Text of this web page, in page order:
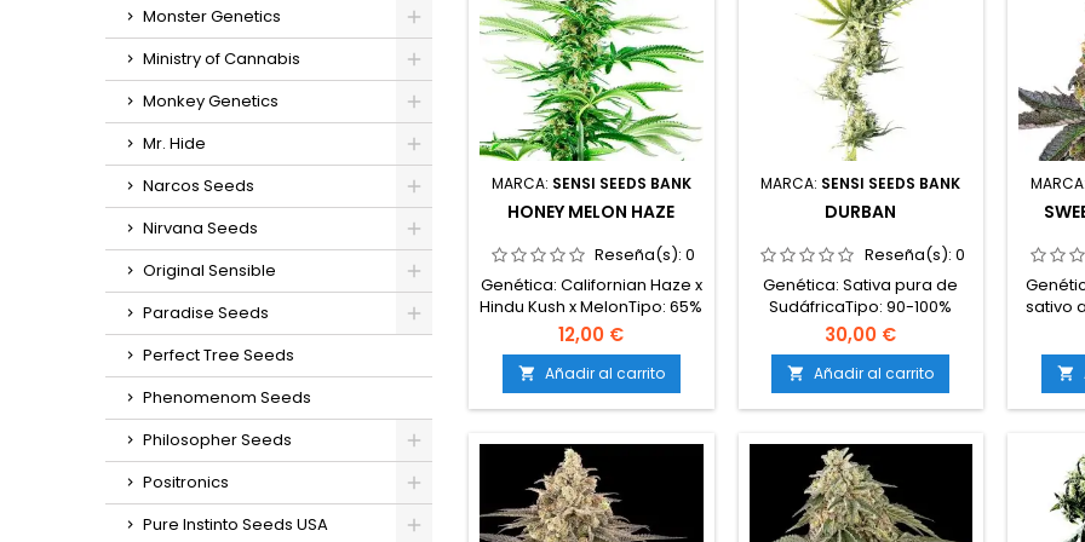
Monster Genetics
Ministry of Cannabis
Monkey Genetics
Mr. Hide
Narcos Seeds
Nirvana Seeds
Original Sensible
Paradise Seeds
Perfect Tree Seeds
Phenomenom Seeds
Philosopher Seeds
Positronics
Pure Instinto Seeds USA
MARCA: SENSI SEEDS BANK
HONEY MELON HAZE
Reseña(s):0
Genética: Californian Haze x
Hindu Kush x MelonTipo: 65%
sativa / 35%
índicaContenido de
THC: 20-22%Tiempo de
floración: 9-10 semanas en
interiorCosecha en
octubreProducción en
interior: hasta 600
g/m²Producción en
exterior: más de 700
12,00 €
 Añadir al carrito
MARCA: SENSI SEEDS BANK
DURBAN
Reseña(s): 0
Genética: Sativa pura de
SudáfricaTipo: 90-100%
sativaContenido de THC: 16-
20%Tiempo de floración: 8-
9 semanas en
interiorCosecha en
exterior: Finales de
octubreProducción en
interior: 450-500
g/m²Producción en
exterior: 600 g/planta o
30,00 €
 Añadir al carrito
MARCA:
sativo
g/
